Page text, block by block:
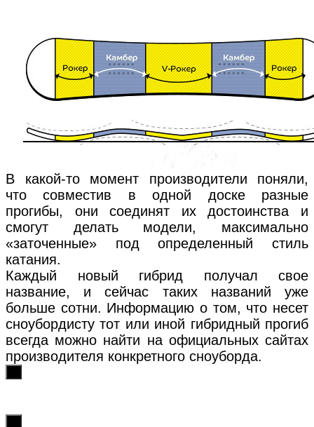
В какой-то момент производители поняли,
что совместив в одной доске разные
прогибы, они соединят их достоинства и
смогут делать модели, максимально
«заточенные» под определенный стиль
катания.
Каждый новый гибрид получал свое
название, и сейчас таких названий уже
больше сотни. Информацию о том, что несет
сноубордисту тот или иной гибридный прогиб
всегда можно найти на официальных сайтах
производителя конкретного сноуборда.